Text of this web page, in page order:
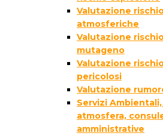
Valutazione
atmosferiche
Valutazione
mutageno
Valutazione
pericolosi
Valutazione
Servizi
atmosfera,
amministrative